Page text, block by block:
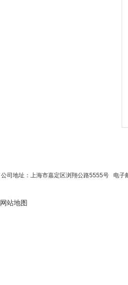
公司地址：上海市嘉定区浏翔公路5555号 电
网站地图